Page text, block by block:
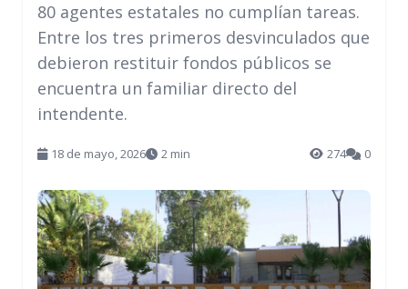
80 agentes estatales no cumplían tareas.
Entre los tres primeros desvinculados que
debieron restituir fondos públicos se
encuentra un familiar directo del
intendente.
18 de mayo, 2026 2 min 274 0